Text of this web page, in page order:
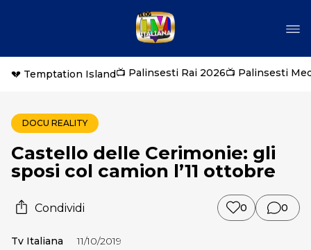
💔 Temptation Island📺 Palinsesti Rai 2026📺 Palinsesti
DOCU REALITY
Castello delle Cerimonie: gli
sposi col camion l’11 ottobre
Condividi 0 0
Tv Italiana 11/10/2019